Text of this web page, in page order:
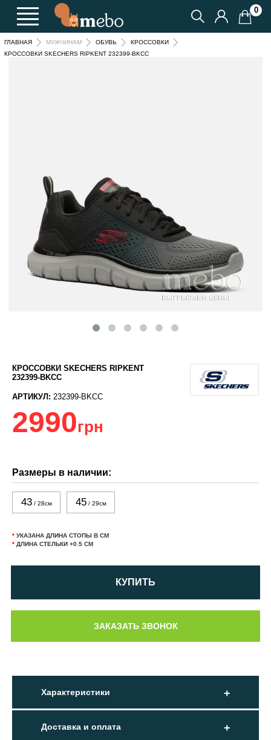
0
ГЛАВНАЯ МУЖЧИНАМ ОБУВЬ
КРОССОВКИ
КРОССОВКИ SKECHERS RIPKENT 232399-BKCC
КРОССОВКИ SKECHERS RIPKENT
232399-BKCC
АРТИКУЛ: 232399-BKCC
2990грн
Размеры в наличии:
43/ 28см 45/ 29см
* УКАЗАНА ДЛИНА СТОПЫ В СМ
* ДЛИНА СТЕЛЬКИ +0.5 СМ
КУПИТЬ
Характеристики
Доставка и оплата